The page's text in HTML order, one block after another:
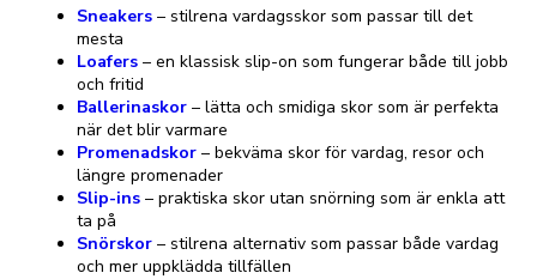
Sneakers – stilrena vardagsskor som passar till det
mesta
Loafers – en klassisk slip-on som fungerar både till jobb
och fritid
Ballerinaskor – lätta och smidiga skor som är perfekta
när det blir varmare
Promenadskor – bekväma skor för vardag, resor och
längre promenader
Slip-ins – praktiska skor utan snörning som är enkla att
ta på
Snörskor – stilrena alternativ som passar både vardag
och mer uppklädda tillfällen